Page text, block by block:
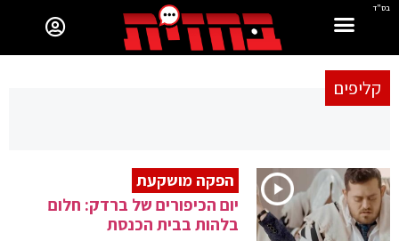
בס"ד
קליפים
הפקה מושקעת
יום הכיפורים של ברדק: חלום
בלהות בבית הכנסת